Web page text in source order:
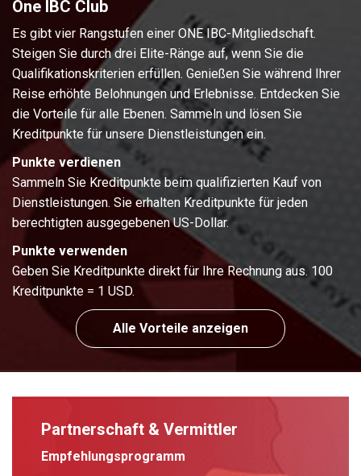
One IBC Club
Es gibt vier Rangstufen einer ONE IBC-Mitgliedschaft.
Steigen Sie durch drei Elite-Ränge auf, wenn Sie die
Qualifikationskriterien erfüllen. Genießen Sie während Ihrer
Reise erhöhte Belohnungen und Erlebnisse. Entdecken Sie
die Vorteile für alle Ebenen. Sammeln und lösen Sie
Kreditpunkte für unsere Dienstleistungen ein.
Punkte verdienen
Sammeln Sie Kreditpunkte beim qualifizierten Kauf von
Dienstleistungen. Sie erhalten Kreditpunkte für jeden
berechtigten ausgegebenen US-Dollar.
Punkte verwenden
Geben Sie Kreditpunkte direkt für Ihre Rechnung aus. 100
Kreditpunkte = 1 USD.
Alle Vorteile anzeigen
Partnerschaft & Vermittler
Empfehlungsprogramm